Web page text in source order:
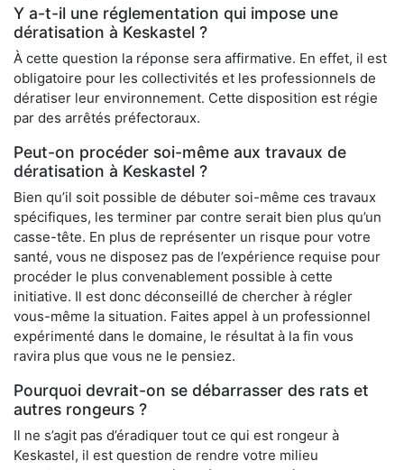
Y a-t-il une réglementation qui impose une
dératisation à Keskastel ?
À cette question la réponse sera affirmative. En effet, il est
obligatoire pour les collectivités et les professionnels de
dératiser leur environnement. Cette disposition est régie
par des arrêtés préfectoraux.
Peut-on procéder soi-même aux travaux de
dératisation à Keskastel ?
Bien qu’il soit possible de débuter soi-même ces travaux
spécifiques, les terminer par contre serait bien plus qu’un
casse-tête. En plus de représenter un risque pour votre
santé, vous ne disposez pas de l’expérience requise pour
procéder le plus convenablement possible à cette
initiative. Il est donc déconseillé de chercher à régler
vous-même la situation. Faites appel à un professionnel
expérimenté dans le domaine, le résultat à la fin vous
ravira plus que vous ne le pensiez.
Pourquoi devrait-on se débarrasser des rats et
autres rongeurs ?
Il ne s’agit pas d’éradiquer tout ce qui est rongeur à
Keskastel, il est question de rendre votre milieu